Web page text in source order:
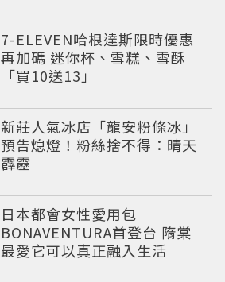
7-ELEVEN哈根達斯限時優惠
再加碼 迷你杯、雪糕、雪酥
「買10送13」
新莊人氣冰店「龍安粉條冰」
預告熄燈！粉絲捨不得：晴天
霹靂
日本都會女性愛用包
BONAVENTURA首登台 隋棠
最愛它可以真正融入生活